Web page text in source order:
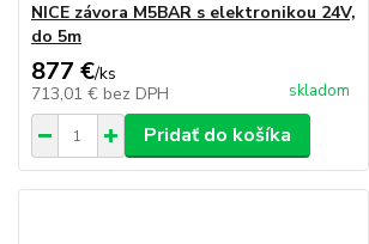
NICE závora M5BAR s elektronikou 24V,
do 5m
877 €/ks
713,01 € bez DPH skladom
Pridať do košíka